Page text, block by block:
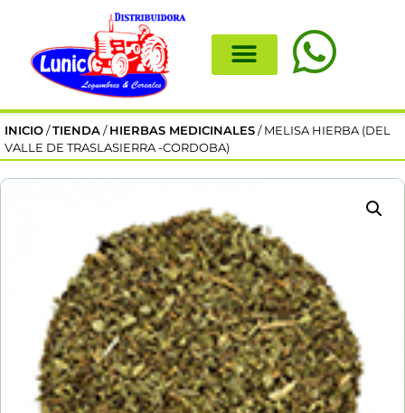
INICIO /TIENDA / HIERBAS MEDICINALES / MELISA HIERBA (DEL
VALLE DE TRASLASIERRA -CORDOBA)